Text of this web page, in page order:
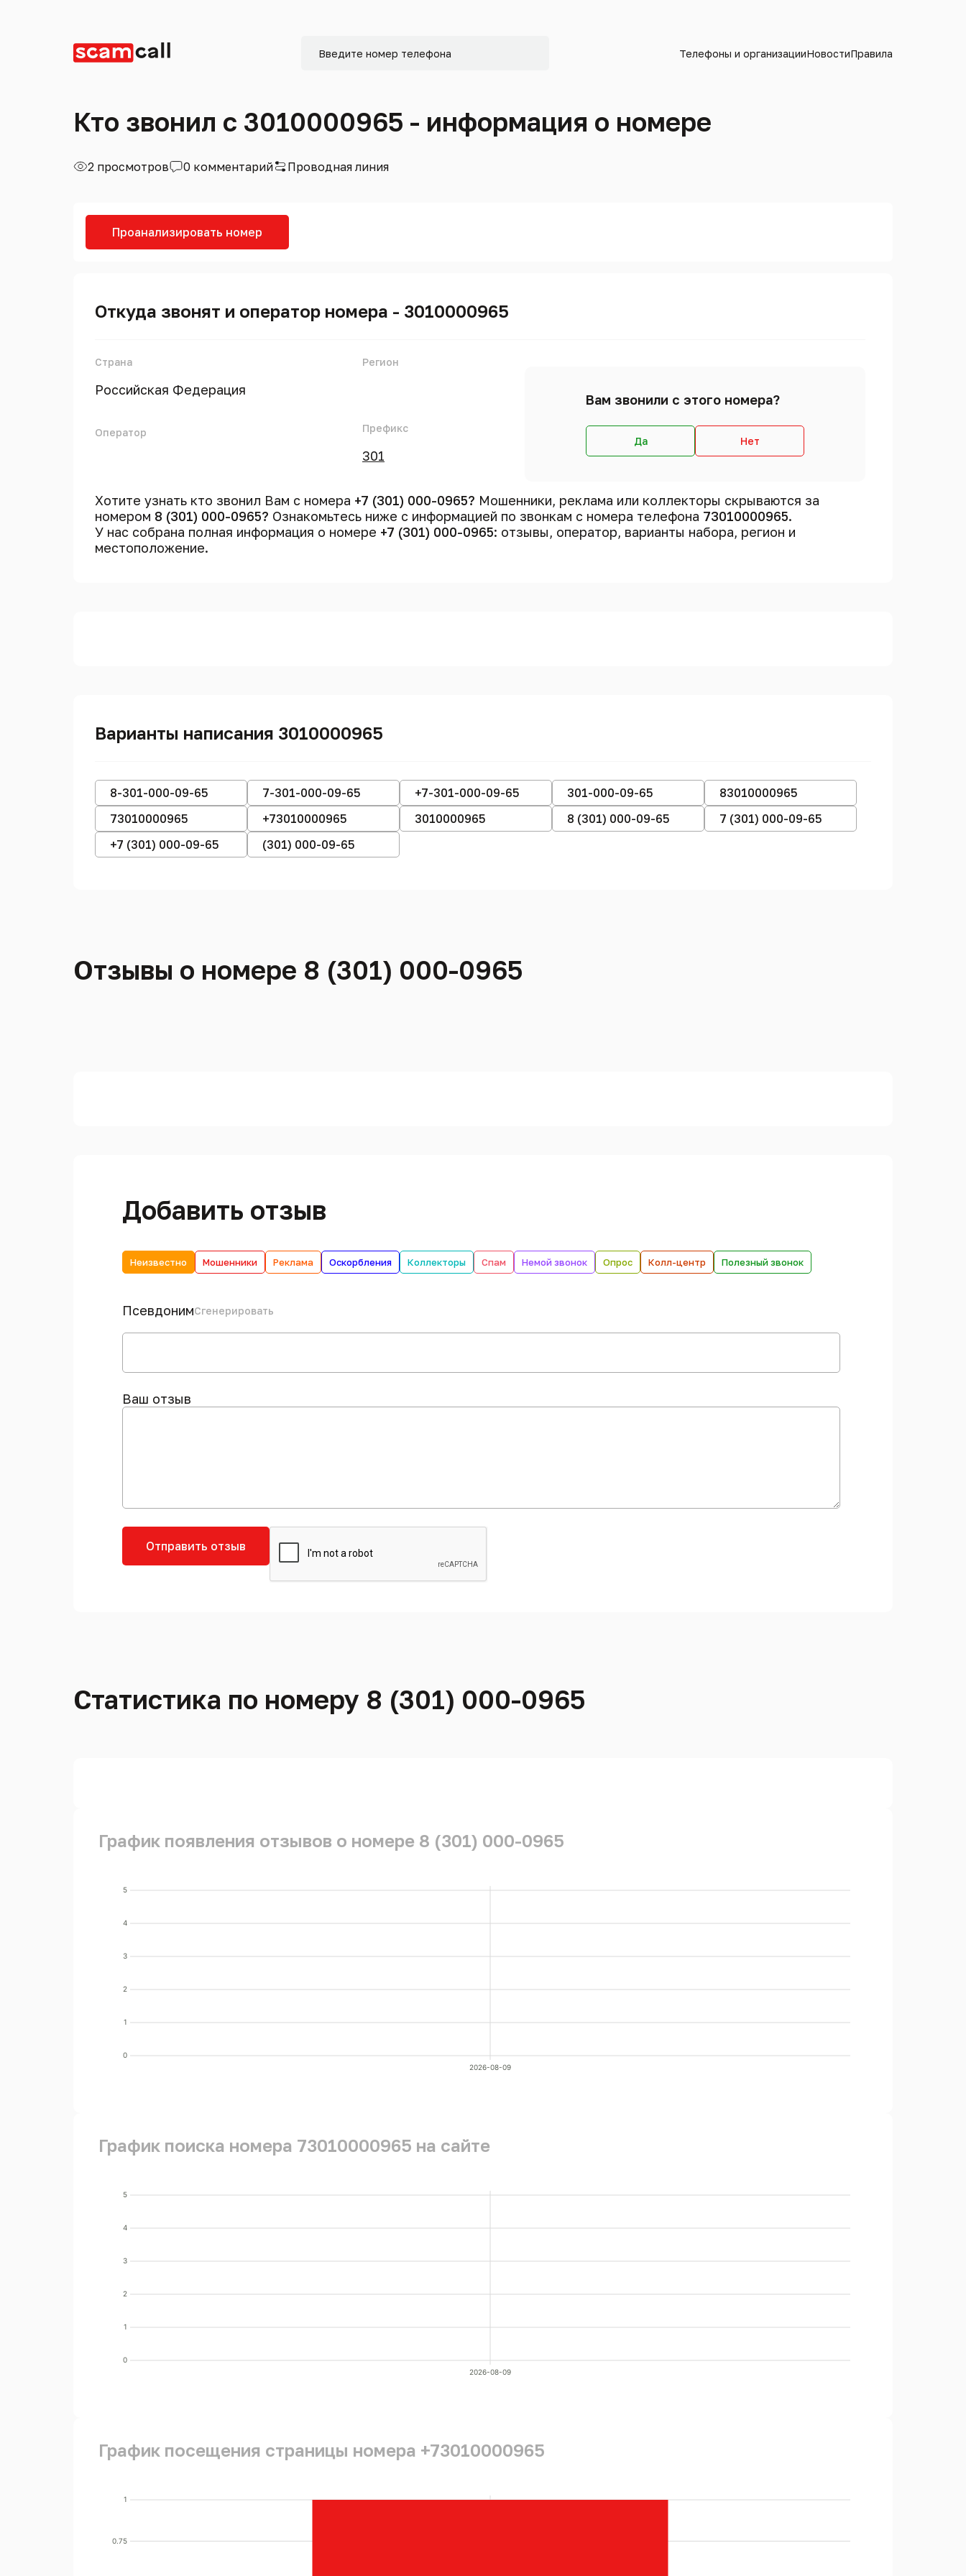
Телефоны и организацииНовостиПравила
Кто звонил с 3010000965 - информация о номере
2 просмотров 0 комментарий Проводная линия
Проанализировать номер
Откуда звонят и оператор номера - 3010000965
Страна
Российская Федерация
Оператор
Регион
Префикс
301
Вам звонили с этого номера?
Да Нет
Хотите узнать кто звонил Вам с номера +7 (301) 000-0965? Мошенники, реклама или коллекторы скрываются за
номером 8 (301) 000-0965? Ознакомьтесь ниже с информацией по звонкам с номера телефона 73010000965.
У нас собрана полная информация о номере +7 (301) 000-0965: отзывы, оператор, варианты набора, регион и
местоположение.
Варианты написания 3010000965
8-301-000-09-65 7-301-000-09-65 +7-301-000-09-65 301-000-09-65
83010000965
73010000965
+73010000965 3010000965 8 (301) 000-09-65
7 (301) 000-09-65
+7 (301) 000-09-65
(301) 000-09-65
Отзывы о номере 8 (301) 000-0965
Добавить отзыв
Неизвестно Мошенники Реклама Оскорбления Коллекторы Спам Немой звонок Опрос Колл-центр Полезный звонок
ПсевдонимСгенерировать
Ваш отзыв
Отправить отзыв
Статистика по номеру 8 (301) 000-0965
График появления отзывов о номере 8 (301) 000-0965
0
1
2
3
4
5
2026-08-09
График поиска номера 73010000965 на сайте
0
1
2
3
4
5
2026-08-09
График посещения страницы номера +73010000965
0.75
1